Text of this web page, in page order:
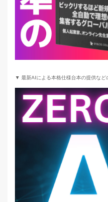
▼ 最新AIによる本格仕様台本の提供など